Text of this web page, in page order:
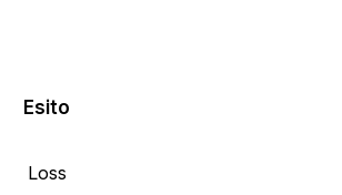
Esito
Loss